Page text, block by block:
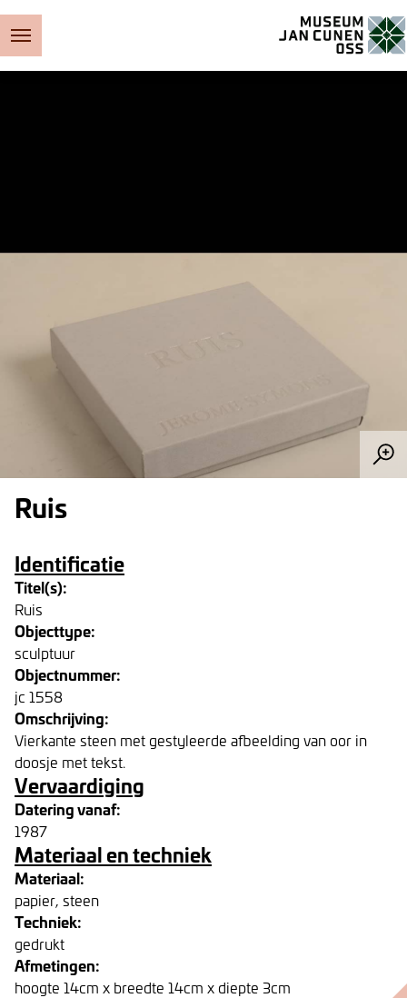
Ruis
Identificatie
Titel(s):
Ruis
Objecttype:
sculptuur
Objectnummer:
jc 1558
Omschrijving:
Vierkante steen met gestyleerde afbeelding van oor in
doosje met tekst.
Vervaardiging
Datering vanaf:
1987
Materiaal en techniek
Materiaal:
papier, steen
Techniek:
gedrukt
Afmetingen:
hoogte 14cm x breedte 14cm x diepte 3cm